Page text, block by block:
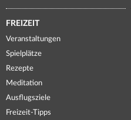
FREIZEIT
Veranstaltungen
Spielplätze
Rezepte
Meditation
Ausflugsziele
Freizeit-Tipps